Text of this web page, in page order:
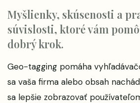
Myšlienky, skúsenosti a
súvislosti, ktoré vám
dobrý krok.
Geo-tagging pomáha
sa vaša firma alebo obsah
sa lepšie zobrazovať